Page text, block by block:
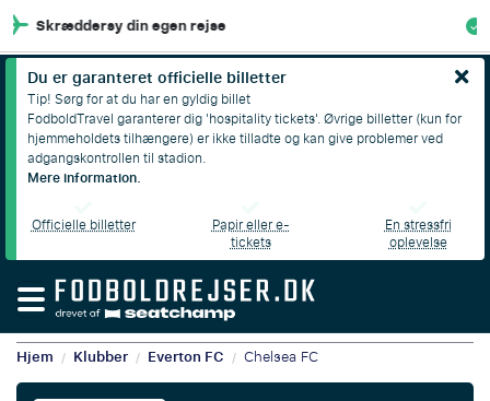
100% Økonomisk beskyttelse
Du er garanteret officielle billetter
Tip! Sørg for at du har en gyldig billet
FodboldTravel garanterer dig 'hospitality tickets'. Øvrige billetter (kun for
hjemmeholdets tilhængere) er ikke tilladte og kan give problemer ved
adgangskontrollen til stadion.
Mere information.
Officielle billetter
Papir eller e-
tickets
En stressfri
oplevelse
Hjem / Klubber / Everton FC / Chelsea FC